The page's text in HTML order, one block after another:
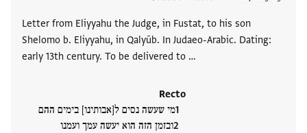
Letter from Eliyyahu the Judge, in Fustat, to his son
Shelomo b. Eliyyahu, in Qalyūb. In Judaeo-Arabic. Dating:
early 13th century. To be delivered to …
Recto
מי שעשה נסים ל[אבותינו] בימים ההם
ובזמן הזה הוא יעשה עמך ועמנו